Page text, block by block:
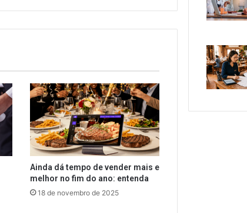
Ainda dá tempo de vender mais e
melhor no fim do ano: entenda
18 de novembro de 2025